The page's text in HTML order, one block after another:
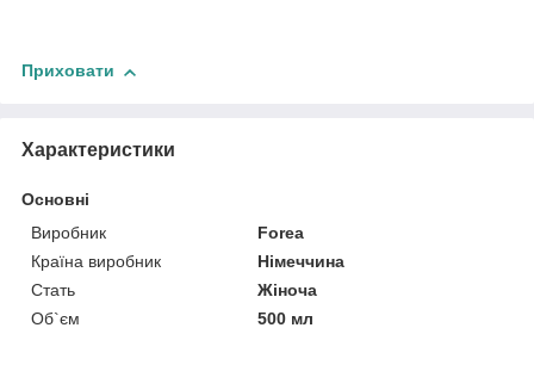
Приховати
Характеристики
Основні
Виробник
Forea
Країна виробник
Німеччина
Стать
Жіноча
Об`єм
500 мл